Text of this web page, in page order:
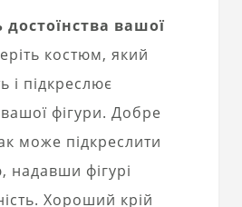
достоїнства вашої
костюм, який
і підкреслює
вашої фігури. Добре
може підкреслити
надавши фігурі
Хороший крій